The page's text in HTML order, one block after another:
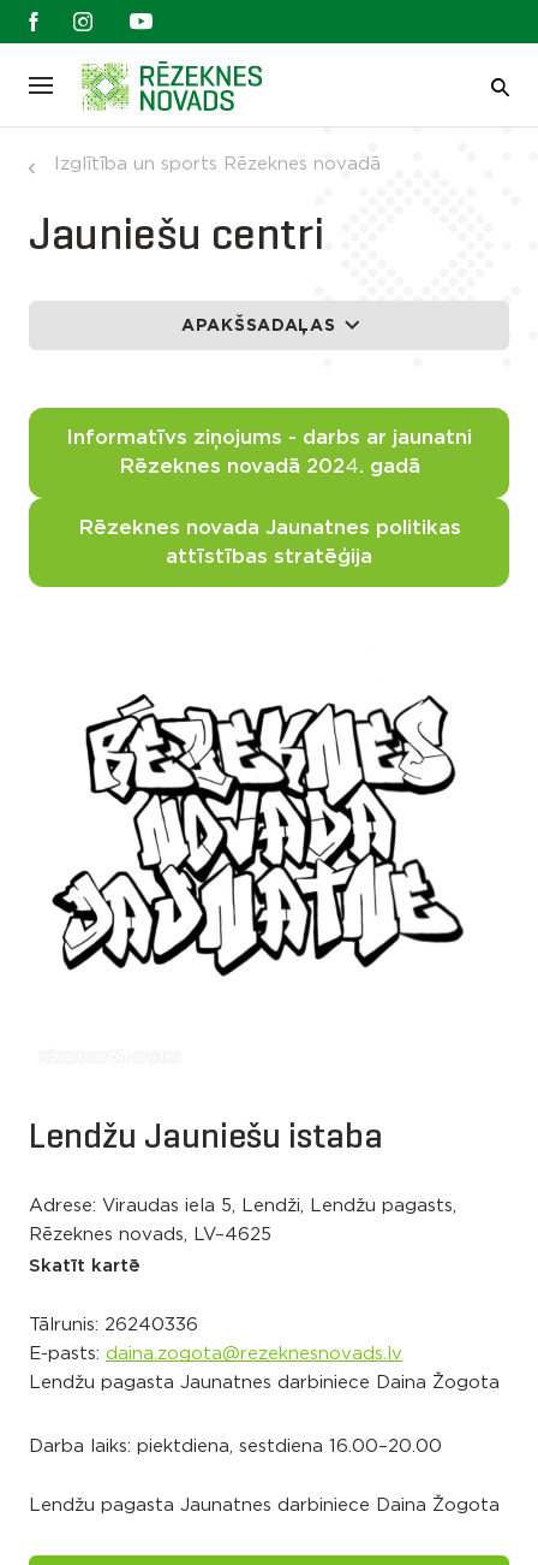
Izglītība un sports Rēzeknes novadā
Jauniešu centri
APAKŠSADAĻAS
Informatīvs ziņojums - darbs ar jaunatni
Rēzeknes novadā 2024. gadā
Rēzeknes novada Jaunatnes politikas
attīstības stratēģija
Lendžu Jauniešu istaba
Adrese: Viraudas iela 5, Lendži, Lendžu pagasts,
Rēzeknes novads, LV–4625
Skatīt kartē
Tālrunis: 26240336
E-pasts: daina.zogota@rezeknesnovads.lv
Lendžu pagasta Jaunatnes darbiniece Daina Žogota
Darba laiks: piektdiena, sestdiena 16.00–20.00
Lendžu pagasta Jaunatnes darbiniece Daina Žogota